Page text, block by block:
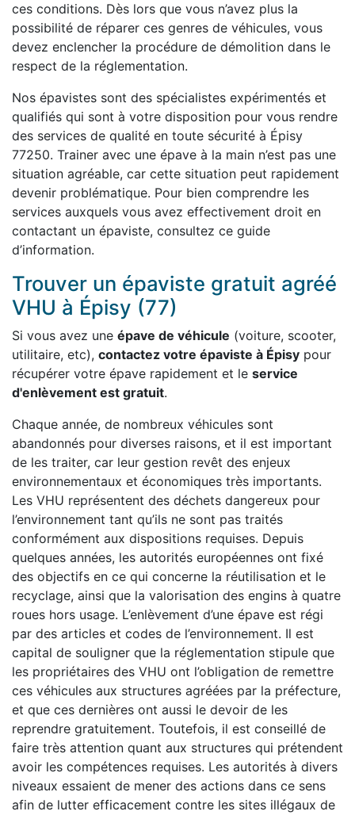
ces conditions. Dès lors que vous n’avez plus la
possibilité de réparer ces genres de véhicules, vous
devez enclencher la procédure de démolition dans le
respect de la réglementation.
Nos épavistes sont des spécialistes expérimentés et
qualifiés qui sont à votre disposition pour vous rendre
des services de qualité en toute sécurité à Épisy
77250. Trainer avec une épave à la main n’est pas une
situation agréable, car cette situation peut rapidement
devenir problématique. Pour bien comprendre les
services auxquels vous avez effectivement droit en
contactant un épaviste, consultez ce guide
d’information.
Trouver un épaviste gratuit agréé
VHU à Épisy (77)
Si vous avez une épave de véhicule (voiture, scooter,
utilitaire, etc), contactez votre épaviste à Épisy pour
récupérer votre épave rapidement et le service
d'enlèvement est gratuit.
Chaque année, de nombreux véhicules sont
abandonnés pour diverses raisons, et il est important
de les traiter, car leur gestion revêt des enjeux
environnementaux et économiques très importants.
Les VHU représentent des déchets dangereux pour
l’environnement tant qu’ils ne sont pas traités
conformément aux dispositions requises. Depuis
quelques années, les autorités européennes ont fixé
des objectifs en ce qui concerne la réutilisation et le
recyclage, ainsi que la valorisation des engins à quatre
roues hors usage. L’enlèvement d’une épave est régi
par des articles et codes de l’environnement. Il est
capital de souligner que la réglementation stipule que
les propriétaires des VHU ont l’obligation de remettre
ces véhicules aux structures agréées par la préfecture,
et que ces dernières ont aussi le devoir de les
reprendre gratuitement. Toutefois, il est conseillé de
faire très attention quant aux structures qui prétendent
avoir les compétences requises. Les autorités à divers
niveaux essaient de mener des actions dans ce sens
afin de lutter efficacement contre les sites illégaux de